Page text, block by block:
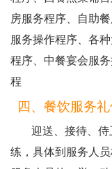
房服务程序、自助
服务操作程序、各
程序、中餐宴会服
程
四、餐饮服务
迎送、接待、侍
练，具体到服务人